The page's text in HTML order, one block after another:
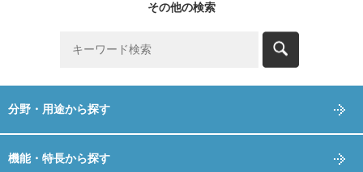
その他の検索
分野・用途から探す
機能・特長から探す